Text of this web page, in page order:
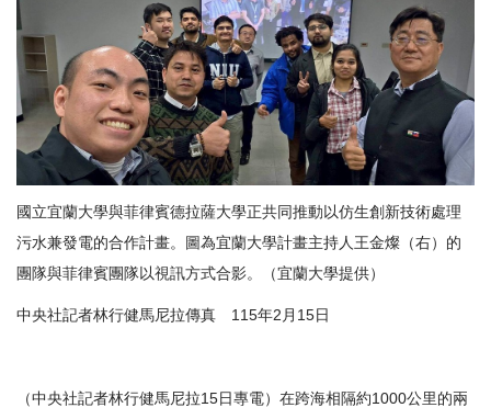
國立宜蘭大學與菲律賓德拉薩大學正共同推動以仿生創新技術處理
污水兼發電的合作計畫。圖為宜蘭大學計畫主持人王金燦（右）的
團隊與菲律賓團隊以視訊方式合影。（宜蘭大學提供）
中央社記者林行健馬尼拉傳真 115年2月15日
（中央社記者林行健馬尼拉15日專電）在跨海相隔約1000公里的兩